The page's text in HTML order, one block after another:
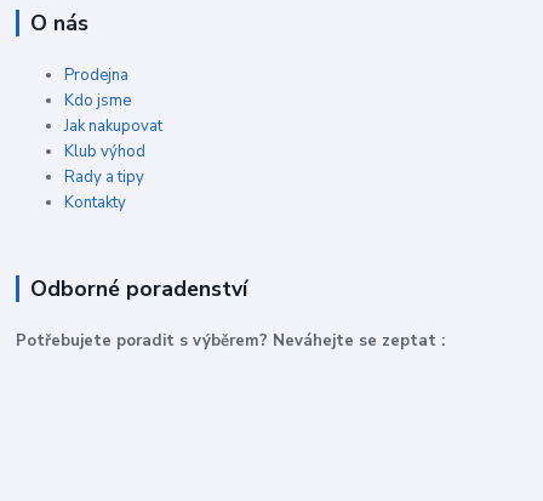
O nás
Prodejna
Kdo jsme
Jak nakupovat
Klub výhod
Rady a tipy
Kontakty
Odborné poradenství
Potřebujete poradit s výběrem? Neváhejte se zeptat :